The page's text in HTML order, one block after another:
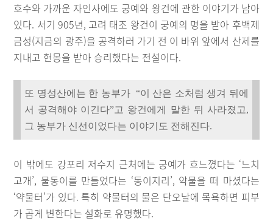
호수와 가까운 자인사에도 궁예와 왕건에 관한 이야기가 남아
있다. 서기 905년, 고려 태조 왕건이 궁예의 명을 받아 후백제
금성(지금의 광주)을 공격하러 가기 전 이 바위 앞에서 산제를
지내고 현몽을 받아 승리했다는 전설이다.
또 명성산에는 한 농부가 “이 산은 소처럼 생겨 뒤에
서 공격해야 이긴다”고 왕건에게 말한 뒤 사라졌고,
그 농부가 신선이었다는 이야기도 전해진다.
이 밖에도 강포리 저수지 근처에는 궁예가 흐느꼈다는 ‘느치
고개’, 물동이를 만들었다는 ‘동이지리’, 약물을 떠 마셨다는
‘약물터’가 있다. 특히 약물터의 물은 단오날에 목욕하면 피부
가 곱게 변한다는 설화로 유명했다.